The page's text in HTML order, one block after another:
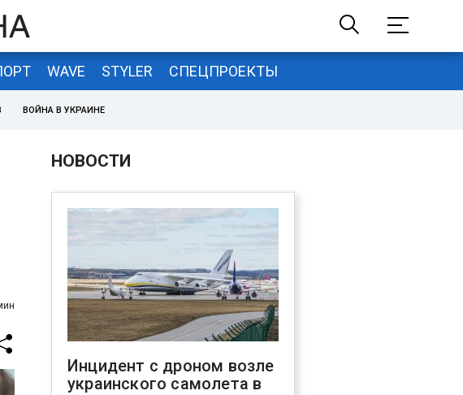
WAVE STYLER СПЕЦПРОЕКТЫ
ВОЙНА В УКРАИНЕ
НОВОСТИ
Инцидент с дроном возле
украинского самолета в